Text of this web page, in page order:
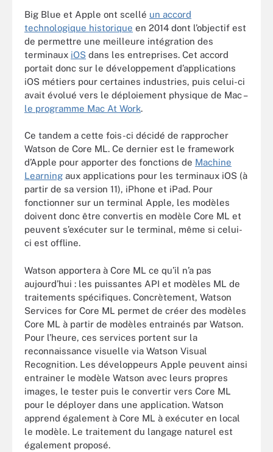
Big Blue et Apple ont scellé un accord
technologique historique en 2014 dont l’objectif est
de permettre une meilleure intégration des
terminaux iOS dans les entreprises. Cet accord
portait donc sur le développement d’applications
iOS métiers pour certaines industries, puis celui-ci
avait évolué vers le déploiement physique de Mac –
le programme Mac At Work.
Ce tandem a cette fois-ci décidé de rapprocher
Watson de Core ML. Ce dernier est le framework
d’Apple pour apporter des fonctions de Machine
Learning aux applications pour les terminaux iOS (à
partir de sa version 11), iPhone et iPad. Pour
fonctionner sur un terminal Apple, les modèles
doivent donc être convertis en modèle Core ML et
peuvent s’exécuter sur le terminal, même si celui-
ci est offline.
Watson apportera à Core ML ce qu’il n’a pas
aujourd’hui : les puissantes API et modèles ML de
traitements spécifiques. Concrètement, Watson
Services for Core ML permet de créer des modèles
Core ML à partir de modèles entrainés par Watson.
Pour l’heure, ces services portent sur la
reconnaissance visuelle via Watson Visual
Recognition. Les développeurs Apple peuvent ainsi
entrainer le modèle Watson avec leurs propres
images, le tester puis le convertir vers Core ML
pour le déployer dans une application. Watson
apprend également à Core ML à exécuter en local
le modèle. Le traitement du langage naturel est
également proposé.